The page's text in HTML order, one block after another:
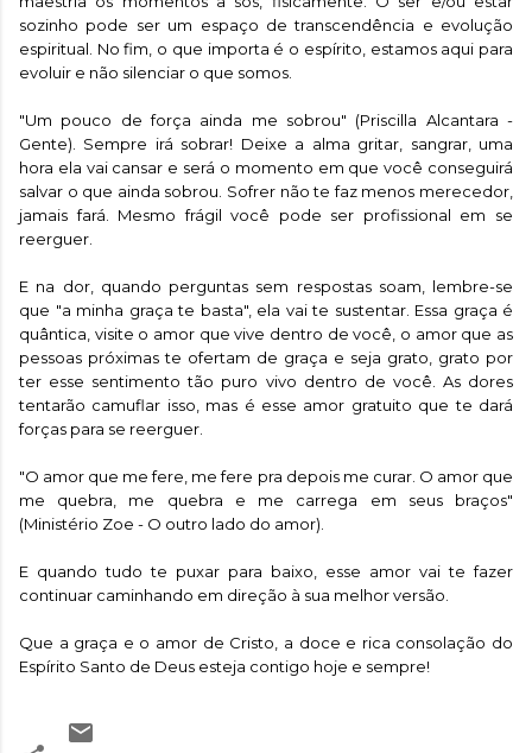
sozinho pode ser um espaço de transcendência e evolução
espiritual. No fim, o que importa é o espírito, estamos aqui para
evoluir e não silenciar o que somos.
"Um pouco de força ainda me sobrou" (Priscilla Alcantara -
Gente). Sempre irá sobrar! Deixe a alma gritar, sangrar, uma
hora ela vai cansar e será o momento em que você conseguirá
salvar o que ainda sobrou. Sofrer não te faz menos merecedor,
jamais fará. Mesmo frágil você pode ser profissional em se
reerguer.
E na dor, quando perguntas sem respostas soam, lembre-se
que "a minha graça te basta", ela vai te sustentar. Essa graça é
quântica, visite o amor que vive dentro de você, o amor que as
pessoas próximas te ofertam de graça e seja grato, grato por
ter esse sentimento tão puro vivo dentro de você. As dores
tentarão camuflar isso, mas é esse amor gratuito que te dará
forças para se reerguer.
"O amor que me fere, me fere pra depois me curar. O amor que
me quebra, me quebra e me carrega em seus braços"
(Ministério Zoe - O outro lado do amor).
E quando tudo te puxar para baixo, esse amor vai te fazer
continuar caminhando em direção à sua melhor versão.
Que a graça e o amor de Cristo, a doce e rica consolação do
Espírito Santo de Deus esteja contigo hoje e sempre!